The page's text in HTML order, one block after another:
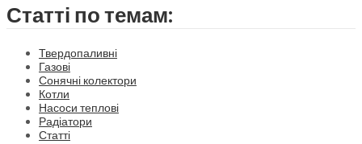
Статті по темам:
Твердопаливні
Газові
Сонячні колектори
Котли
Насоси теплові
Радіатори
Статті